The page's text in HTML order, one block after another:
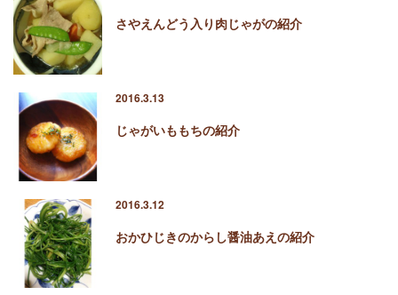
さやえんどう入り肉じゃがの紹介
2016.3.13
じゃがいももちの紹介
2016.3.12
おかひじきのからし醤油あえの紹介